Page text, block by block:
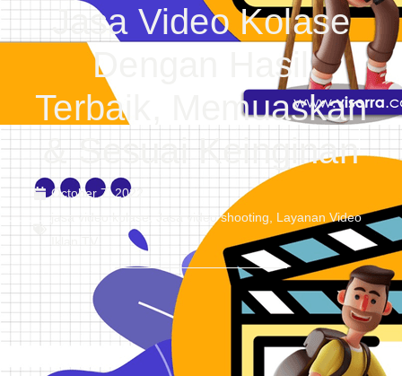
Jasa Video Kolase
Dengan Hasil
Terbaik, Memuaskan
& Sesuai Keinginan
October 7, 2022
Jasa video shooting
Layanan Video